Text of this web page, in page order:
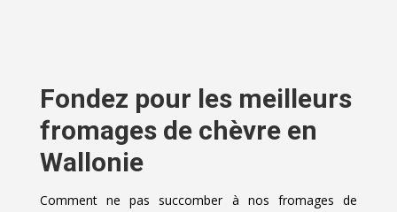
Fondez pour les meilleurs
fromages de chèvre en
Wallonie
Comment ne pas succomber à nos fromages de